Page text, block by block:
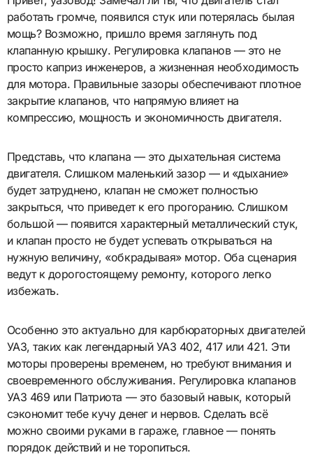
работать громче, появился стук или потерялась былая
мощь? Возможно, пришло время заглянуть под
клапанную крышку. Регулировка клапанов — это не
просто каприз инженеров, а жизненная необходимость
для мотора. Правильные зазоры обеспечивают плотное
закрытие клапанов, что напрямую влияет на
компрессию, мощность и экономичность двигателя.
Представь, что клапана — это дыхательная система
двигателя. Слишком маленький зазор — и «дыхание»
будет затруднено, клапан не сможет полностью
закрыться, что приведет к его прогоранию. Слишком
большой — появится характерный металлический стук,
и клапан просто не будет успевать открываться на
нужную величину, «обкрадывая» мотор. Оба сценария
ведут к дорогостоящему ремонту, которого легко
избежать.
Особенно это актуально для карбюраторных двигателей
УАЗ, таких как легендарный УАЗ 402, 417 или 421. Эти
моторы проверены временем, но требуют внимания и
своевременного обслуживания. Регулировка клапанов
УАЗ 469 или Патриота — это базовый навык, который
сэкономит тебе кучу денег и нервов. Сделать всё
можно своими руками в гараже, главное — понять
порядок действий и не торопиться.